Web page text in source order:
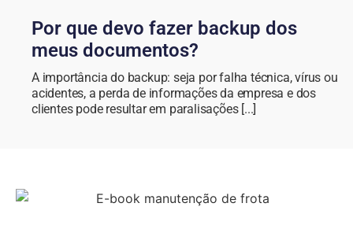
Por que devo fazer backup dos
meus documentos?
A importância do backup: seja por falha técnica, vírus ou
acidentes, a perda de informações da empresa e dos
clientes pode resultar em paralisações [...]